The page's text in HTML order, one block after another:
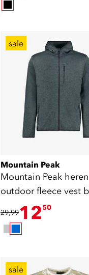
sale
Mountain Peak
Mountain Peak heren
outdoor fleece vest
29,991250
sale